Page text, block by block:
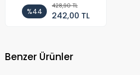
%44
428,90 TL
242,00 TL
Benzer Ürünler